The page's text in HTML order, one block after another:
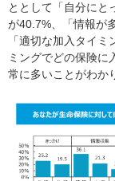
ととして「自分にと
が40.7%、「情報が
「適切な加入タイ
ミングでどの保険に
常に多いことがわか